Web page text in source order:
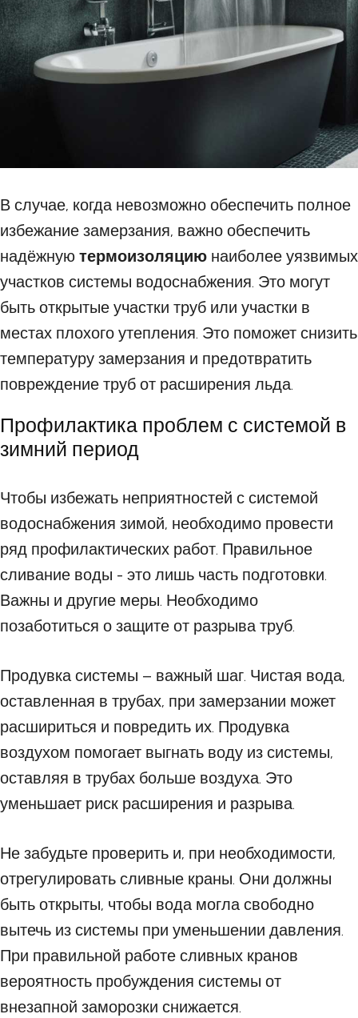
В случае, когда невозможно обеспечить полное
избежание замерзания, важно обеспечить
надёжную термоизоляцию наиболее уязвимых
участков системы водоснабжения. Это могут
быть открытые участки труб или участки в
местах плохого утепления. Это поможет снизить
температуру замерзания и предотвратить
повреждение труб от расширения льда.
Профилактика проблем с системой в
зимний период
Чтобы избежать неприятностей с системой
водоснабжения зимой, необходимо провести
ряд профилактических работ. Правильное
сливание воды - это лишь часть подготовки.
Важны и другие меры. Необходимо
позаботиться о защите от разрыва труб.
Продувка системы – важный шаг. Чистая вода,
оставленная в трубах, при замерзании может
расшириться и повредить их. Продувка
воздухом помогает выгнать воду из системы,
оставляя в трубах больше воздуха. Это
уменьшает риск расширения и разрыва.
Не забудьте проверить и, при необходимости,
отрегулировать сливные краны. Они должны
быть открыты, чтобы вода могла свободно
вытечь из системы при уменьшении давления.
При правильной работе сливных кранов
вероятность пробуждения системы от
внезапной заморозки снижается.